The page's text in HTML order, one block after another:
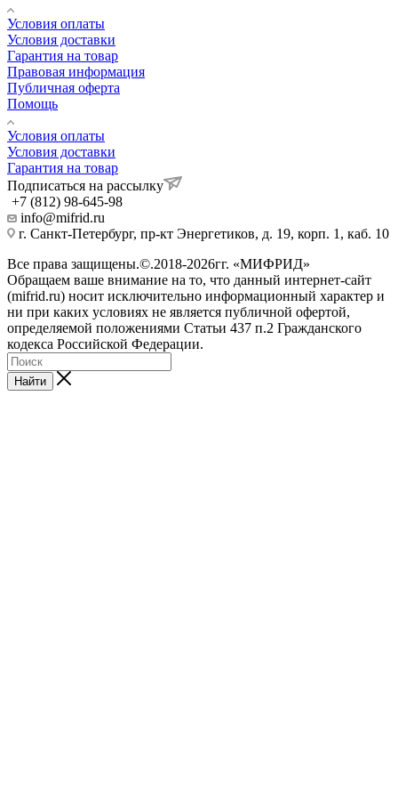
Условия оплаты
Условия доставки
Гарантия на товар
Правовая информация
Публичная оферта
Помощь
Условия оплаты
Условия доставки
Гарантия на товар
Подписаться на рассылку
+7 (812) 98-645-98
info@mifrid.ru
г. Санкт-Петербург, пр-кт Энергетиков, д. 19, корп. 1, каб. 10
Все права защищены.©.2018-2026гг. «МИФРИД»
Обращаем ваше внимание на то, что данный интернет-сайт
(mifrid.ru) носит исключительно информационный характер и
ни при каких условиях не является публичной офертой,
определяемой положениями Статьи 437 п.2 Гражданского
кодекса Российской Федерации.
Найти